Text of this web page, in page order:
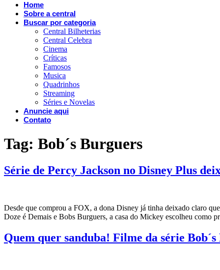
Home
Sobre a central
Buscar por categoria
Central Bilheterias
Central Celebra
Cinema
Críticas
Famosos
Musica
Quadrinhos
Streaming
Séries e Novelas
Anuncie aqui
Contato
Tag: Bob´s Burguers
Série de Percy Jackson no Disney Plus
Desde que comprou a FOX, a dona Disney já tinha deixado claro
Doze é Demais e Bobs Burguers, a casa do Mickey escolheu
Quem quer sanduba! Filme da série